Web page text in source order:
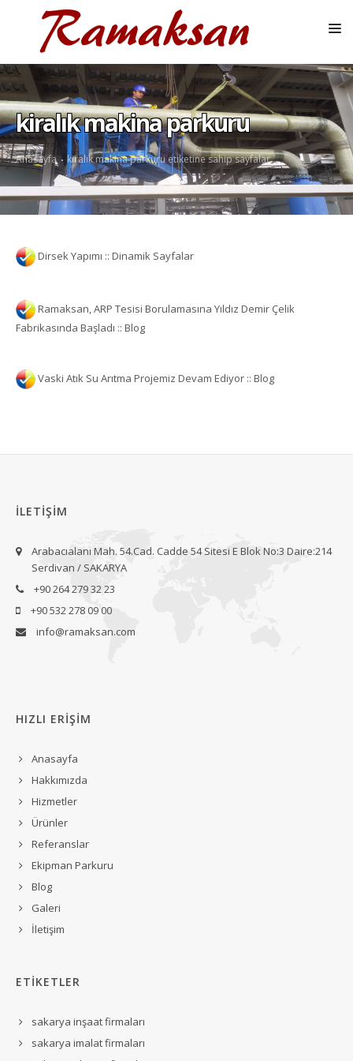
ANASAYFA
KURUMSAL
HIZMETLER
ÜRÜNLER
REFERANSLAR
BLOG
İLETIŞIM
kiralık makina parkuru
Anasayfa kiralık makina parkuru etiketine sahip sayfalar
Dirsek Yapımı :: Dinamik Sayfalar
Ramaksan, ARP Tesisi Borulamasına Yıldız Demir Çelik
Fabrikasında Başladı :: Blog
Vaski Atık Su Arıtma Projemiz Devam Ediyor :: Blog
İLETİŞİM
Arabacıalanı Mah. 54.Cad. Cadde 54 Sitesi E Blok No:3 Daire:214
Serdivan / SAKARYA
+90 264 279 32 23
+90 532 278 09 00
info@ramaksan.com
HIZLI ERİŞİM
Anasayfa
Hakkımızda
Hizmetler
Ürünler
Referanslar
Ekipman Parkuru
Blog
Galeri
İletişim
ETİKETLER
sakarya inşaat firmaları
sakarya imalat firmaları